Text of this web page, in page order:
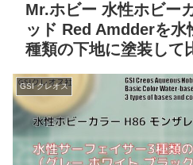
Mr.ホビー 水性ホビー
ッド Red Amdderを水
種類の下地に塗装して
GSI クレオス